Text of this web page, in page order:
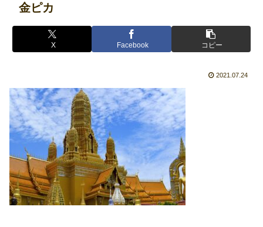
金ピカ
X Facebook コピー
2021.07.24